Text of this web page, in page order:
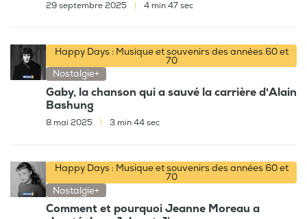
29 septembre 2025 4 min 47 sec
Happy Days : Musique et souvenirs des années 60 et
70
Nostalgie+
Gaby, la chanson qui a sauvé la carrière d'Alain
Bashung
8 mai 2025 | 3 min 44 sec
Happy Days : Musique et souvenirs des années 60 et
70
Nostalgie+
Comment et pourquoi Jeanne Moreau a